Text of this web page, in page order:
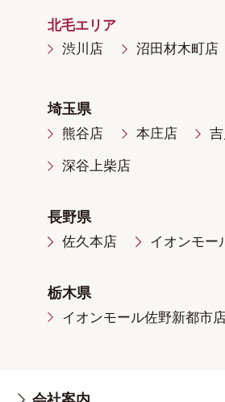
北毛エリア
渋川店
沼田材木町店
埼玉県
熊谷店 本庄店
深谷上柴店
長野県
佐久本店 イオンモー
栃木県
イオンモール佐野新都市